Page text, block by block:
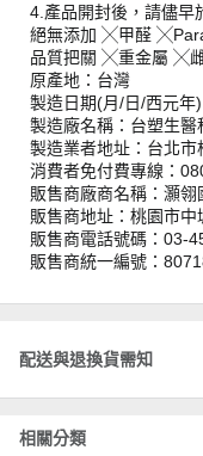
4.產品開封後，請儘早
絕無添加 ╳甲醛
品質把關 ╳重金屬 ╳
原產地：台灣
製造日期(月/日/西元年
製造廠名稱：台塑生醫
製造業者地址：台北
消費者免付費專線：
販售商廠商名稱：灝翎
販售商地址：桃園市
販售商電話號碼：03-
販售商統一編號：
配送與退換貨需知
相關分類